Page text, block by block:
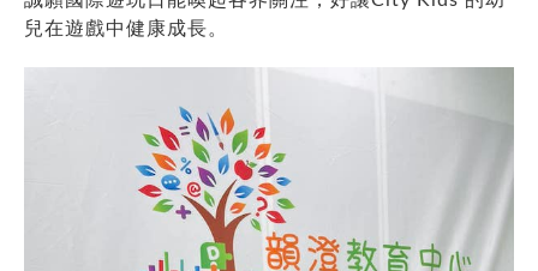
兒在遊戲中健康成長。